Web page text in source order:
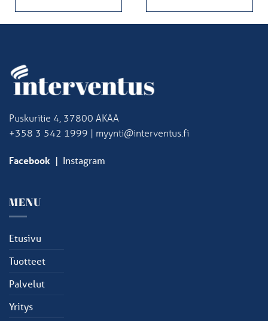
Puskuritie 4, 37800 AKAA
+358 3 542 1999 | myynti@interventus.fi
Facebook | Instagram
MENU
Etusivu
Tuotteet
Palvelut
Yritys